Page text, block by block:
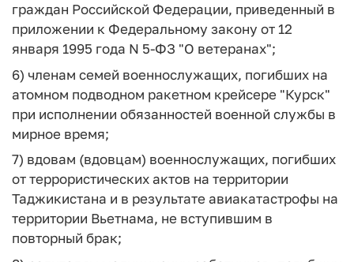
граждан Российской Федерации, приведенный в
приложении к Федеральному закону от 12
января 1995 года N 5-ФЗ "О ветеранах";
6) членам семей военнослужащих, погибших на
атомном подводном ракетном крейсере "Курск"
при исполнении обязанностей военной службы в
мирное время;
7) вдовам (вдовцам) военнослужащих, погибших
от террористических актов на территории
Таджикистана и в результате авиакатастрофы на
территории Вьетнама, не вступившим в
повторный брак;